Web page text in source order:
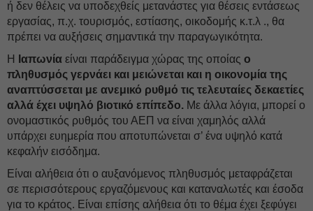
ή δεν θέλεις να υποδεχθείς μετανάστες για θέσεις εντάσεως
εργασίας, π.χ. τουρισμός, εστίασης, οικοδομής κ.τ.λ ., θα
πρέπει να αυξήσεις σημαντικά την παραγωγικότητα.
Η
Ιαπωνία είναι παράδειγμα χώρας της οποίας ο
πληθυσμός γερνάει και μειώνεται και η οικονομία της
αναπτύσσεται με ανεμικό ρυθμό τις τελευταίες δεκαετίες
αλλά έχει υψηλό βιοτικό επίπεδο. Με άλλα λόγια, μπορεί ο
ονομαστικός ρυθμός του ΑΕΠ να είναι χαμηλός αλλά
υπάρχει ευημερία που αποτυπώνεται σ’ ένα υψηλό κατά
κεφαλήν εισόδημα.
Είναι αλήθεια ότι ο αυξανόμενος πληθυσμός μεταφράζεται
σε περισσότερους εργαζόμενους και καταναλωτές και έσοδα
για το κράτος. Είναι επίσης αλήθεια ότι το θέμα έχει ξεφύγει